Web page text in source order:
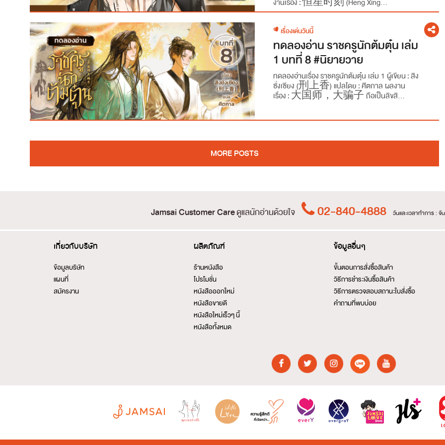
เรื่องเด่นวันนี้
ทดลองอ่าน ราชครูนักต้มตุ๋น เล่ม
1 บทที่ 8 #นิยายวาย
ทดลองอ่านเรื่อง ราชครูนักต้มตุ๋น เล่ม 1 ผู้เขียน : สิง
ซั่งเซียง (刑上香) แปลโดย : ศีตกาล ผลงาน
เรื่อง : 大国师，大骗子 ถือเป็นลิขสิ...
MORE POSTS
Jamsai Customer Careดูแลนักอ่านด้วยใจ 02-840-4888 วันและเวลาทำการ :
เกี่ยวกับบริษัท
ข้อมูลบริษัท
แผนที่
สมัครงาน
ผลิตภัณฑ์
ร้านหนังสือ
โปรโมชั่น
หนังสือออกใหม่
หนังสือขายดี
หนังสือใหม่เร็วๆ นี้
หนังสือทั้งหมด
ข้อมูลอื่นๆ
ขั้นตอนการสั่งซื้อสินค้า
วิธีการชำระเงินซื้อสินค้า
วิธีการตรวจสอบสถานะใบสั่งซื้อ
คำถามที่พบบ่อย